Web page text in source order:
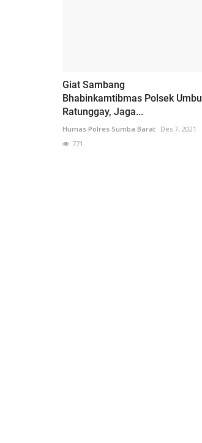
Giat Sambang
Bhabinkamtibmas Polsek Umbu
Ratunggay, Jaga...
Humas Polres Sumba Barat Des 7, 2021
771